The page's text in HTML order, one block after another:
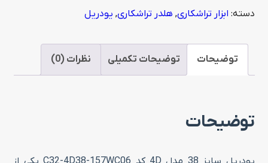
مدل
C32-
157WC06
دسته: ابزار تراشکاری, هلدر تراشکاری, یودریل
توضیحات توضیحات تکمیلی نظرات (0)
توضیحات